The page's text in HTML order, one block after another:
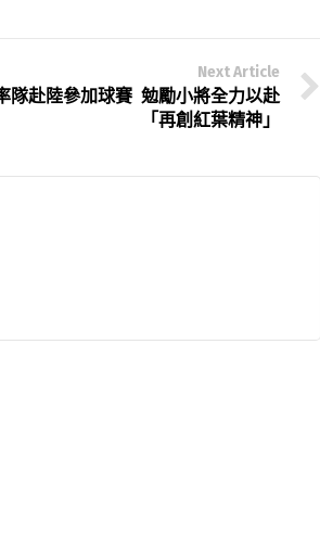
Next Article
隊赴陸參加球賽 勉勵小將全力以赴
「再創紅葉精神」